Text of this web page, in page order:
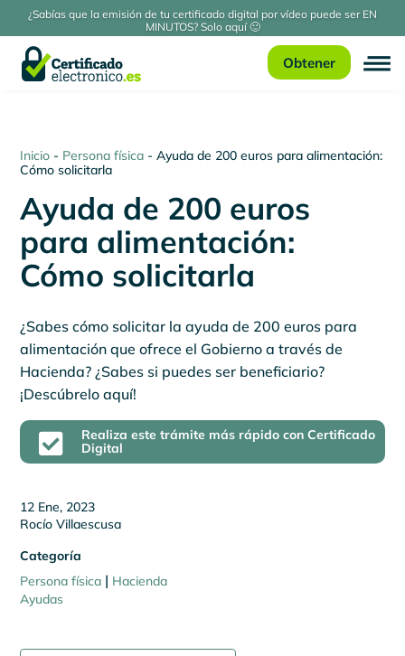
¿Sabías que la emisión de tu certificado digital por vídeo puede ser EN
MINUTOS? Solo aquí 🙂
Obtener
Inicio - Persona física -Ayuda de 200 euros para alimentación:
Cómo solicitarla
Ayuda de 200 euros
para alimentación:
Cómo solicitarla
¿Sabes cómo solicitar la ayuda de 200 euros para
alimentación que ofrece el Gobierno a través de
Hacienda? ¿Sabes si puedes ser beneficiario?
¡Descúbrelo aquí!

Realiza este trámite más rápido con Certificado
Digital
12 Ene, 2023
Rocío Villaescusa
Categoría
Persona física | Hacienda
Ayudas